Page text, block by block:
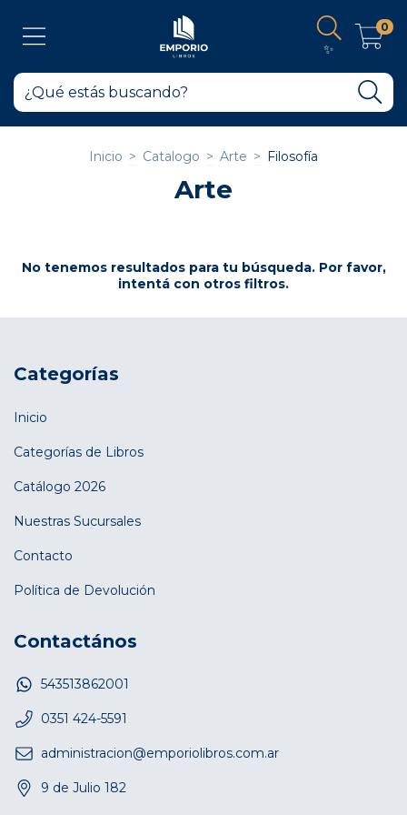
✨
0
Inicio > Catalogo > Arte > Filosofía
Arte
No tenemos resultados para tu búsqueda. Por favor,
intentá con otros filtros.
Categorías
Inicio
Categorías de Libros
Catálogo 2026
Nuestras Sucursales
Contacto
Política de Devolución
Contactános
543513862001
0351 424-5591
administracion@emporiolibros.com.ar
9 de Julio 182